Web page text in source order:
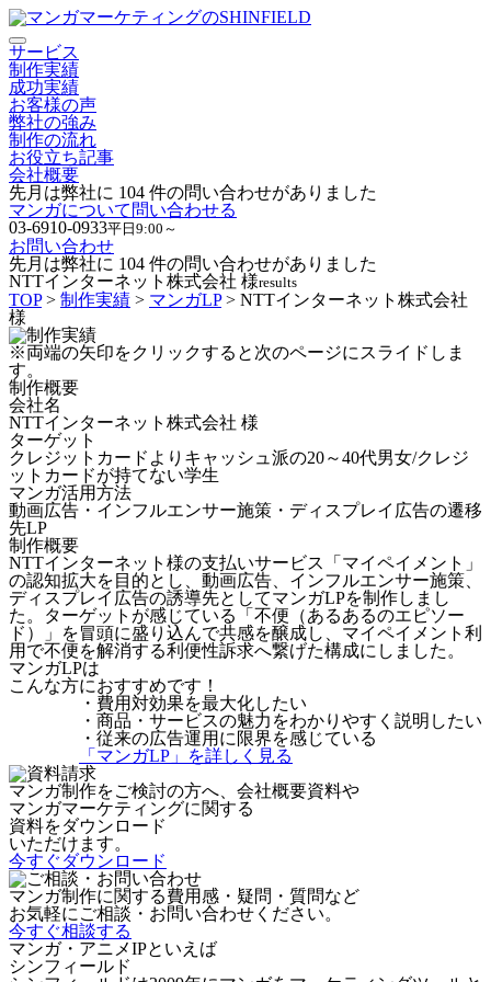
サービス
制作実績
成功実績
お客様の声
弊社の強み
制作の流れ
お役立ち記事
会社概要
先月は弊社に 104 件の問い合わせがありました
マンガについて問い合わせる
03-6910-0933平日9:00～
お問い合わせ
先月は弊社に 104 件の問い合わせがありました
NTTインターネット株式会社 様results
TOP> 制作実績 > マンガLP> NTTインターネット株式会社
様
※両端の矢印をクリックすると次のページにスライドしま
す。
制作概要
会社名
NTTインターネット株式会社 様
ターゲット
クレジットカードよりキャッシュ派の20～40代男女/クレジ
ットカードが持てない学生
マンガ活用方法
動画広告・インフルエンサー施策・ディスプレイ広告の遷移
先LP
制作概要
NTTインターネット様の支払いサービス「マイペイメント」
の認知拡大を目的とし、動画広告、インフルエンサー施策、
ディスプレイ広告の誘導先としてマンガLPを制作しまし
た。ターゲットが感じている「不便（あるあるのエピソー
ド）」を冒頭に盛り込んで共感を醸成し、マイペイメント利
用で不便を解消する利便性訴求へ繋げた構成にしました。
マンガLPは
こんな方におすすめです！
・費用対効果を最大化したい
・商品・サービスの魅力をわかりやすく説明したい
・従来の広告運用に限界を感じている
「マンガLP」を詳しく見る
マンガ制作をご検討の方へ、会社概要資料や
マンガマーケティングに関する
資料をダウンロード
いただけます。
今すぐダウンロード
マンガ制作に関する費用感・疑問・質問など
お気軽にご相談・お問い合わせください。
今すぐ相談する
マンガ・アニメIPといえば
シンフィールド